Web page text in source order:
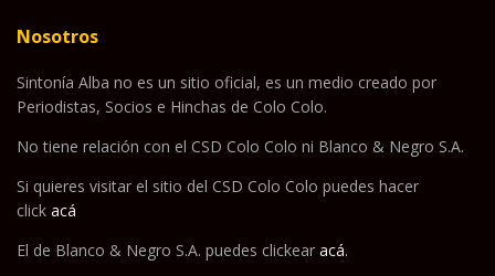
Nosotros
Sintonía Alba no es un sitio oficial, es un medio creado por
Periodistas, Socios e Hinchas de Colo Colo.
No tiene relación con el CSD Colo Colo ni Blanco & Negro S.A.
Si quieres visitar el sitio del CSD Colo Colo puedes hacer
click acá
El de Blanco & Negro S.A. puedes clickear acá.